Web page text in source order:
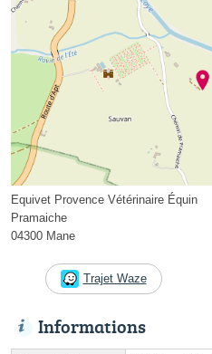
Equivet Provence Vétérinaire Équin
Pramaiche
04300 Mane
Trajet Waze
Informations